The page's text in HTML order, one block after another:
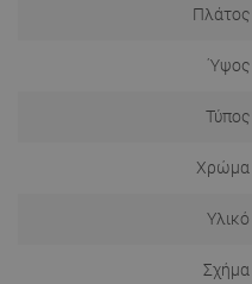
Πλάτος
Ύψος
Τύπος
Χρώμα
Υλικό
Σχήμα